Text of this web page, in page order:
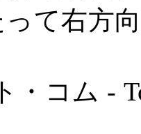
て右方
・コム -